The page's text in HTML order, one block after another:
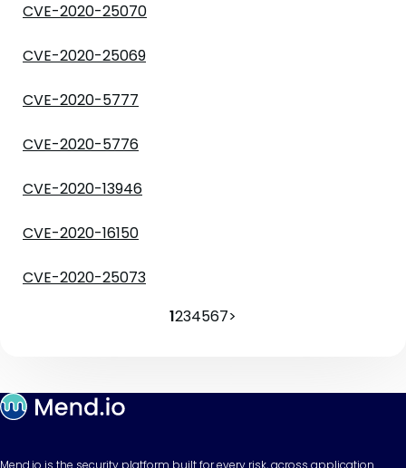
CVE-2020-25070
CVE-2020-25069
CVE-2020-5777
CVE-2020-5776
CVE-2020-13946
CVE-2020-16150
CVE-2020-25073
1234567>
Mend.io is the security platform built for every risk, across application